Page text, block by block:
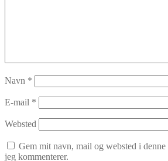
Navn *
E-mail *
Websted
Gem mit navn, mail og websted i
jeg kommenterer.